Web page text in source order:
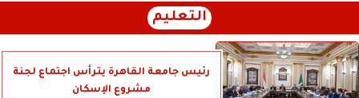
التعليم
رئيس جامعة القاهرة يترأس اجتماع لجنة
مشروع الإسكان